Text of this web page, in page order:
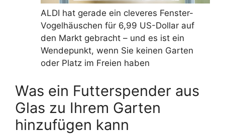
ALDI hat gerade ein cleveres Fenster-
Vogelhäuschen für 6,99 US-Dollar auf
den Markt gebracht – und es ist ein
Wendepunkt, wenn Sie keinen Garten
oder Platz im Freien haben
Was ein Futterspender aus
Glas zu Ihrem Garten
hinzufügen kann